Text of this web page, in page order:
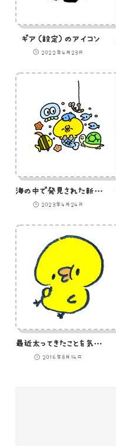
ギア（設定）のアイコン
2022年4月23日
海の中で発見された新種のひよこ
2023年4月24日
最近太ってきたことを気にするひよこのイラスト
2016年8月14日